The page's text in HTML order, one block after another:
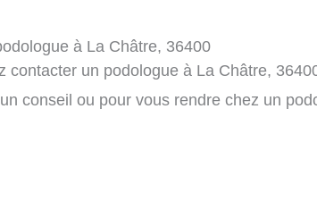
à La Châtre, 36400
contacter un podologue à La Châtre,
conseil ou pour vous rendre chez un